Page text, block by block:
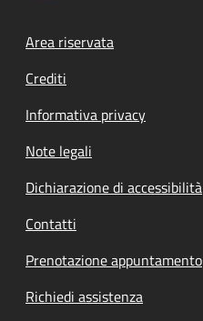
Footer menu
Area riservata
Crediti
Informativa privacy
Note legali
Dichiarazione di accessibilità
Contatti
Prenotazione appuntamento
Richiedi assistenza